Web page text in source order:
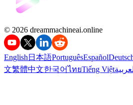
©️ 2026 dreammachineai.online
English 日本語PortuguêsEspañol
文繁體中文한국어ไทยTiếng Việt